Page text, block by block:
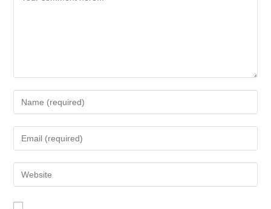
Your
Name
Or
To
Comment
Your
Email
Address
Your